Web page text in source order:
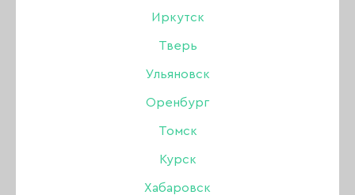
Иркутск
Тверь
Ульяновск
Оренбург
Томск
Курск
Хабаровск
ВЕРНУТЬСЯ К СПИСКУ НОВОСТЕЙ